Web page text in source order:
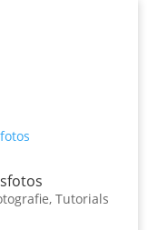
, Tutorials